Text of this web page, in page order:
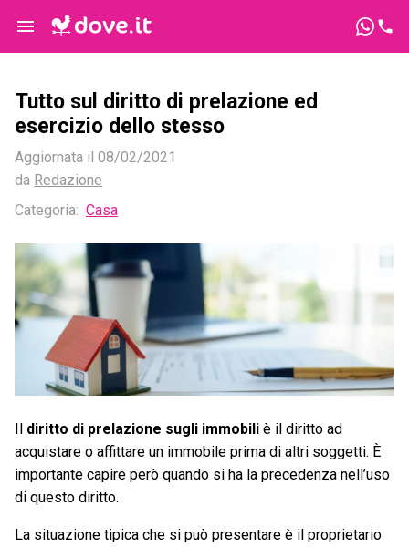
Tutto sul diritto di prelazione ed
esercizio dello stesso
Aggiornata il 08/02/2021
da Redazione
Categoria: Casa
Il diritto di prelazione sugli immobili è il diritto ad
acquistare o affittare un immobile prima di altri soggetti. È
importante capire però quando si ha la precedenza nell’uso
di questo diritto.
La situazione tipica che si può presentare è il proprietario